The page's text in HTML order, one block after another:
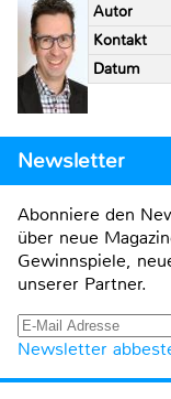
Autor
Kontakt
Datum
Newsletter
Abonniere den
über neue
Gewinnspiele,
unserer Partner.
Newsletter